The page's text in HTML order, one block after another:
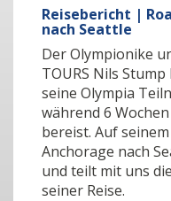
Reisebericht |
nach Seattle
Der Olympionike
TOURS Nils
seine Olympia
während 6
bereist. Auf
Anchorage nach
und teilt mit uns
seiner Reise.